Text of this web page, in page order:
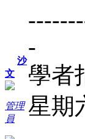
沙
文
管理
員
-
學者
星期